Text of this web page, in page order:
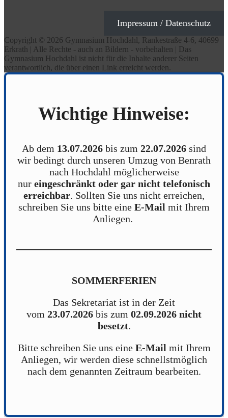
Impressum / Datenschutz
Copyright © 2026 Gymnasium Hochdahl, Rankestraße 4-6, 40699
Erkrath | Alle Rechte - auch an Bildern - vorbehalten | Das
Gymnasium Hochdahl ist nicht für die Inhalte anderer Seiten
verantwortlich, die über einen Link erreicht werden.
Wichtige Hinweise:
Ab dem 13.07.2026 bis zum 22.07.2026 sind
wir bedingt durch unseren Umzug von Benrath
nach Hochdahl möglicherweise
nur eingeschränkt oder gar nicht telefonisch
erreichbar. Sollten Sie uns nicht erreichen,
schreiben Sie uns bitte eine E-Mail mit Ihrem
Anliegen.
SOMMERFERIEN
Das Sekretariat ist in der Zeit
vom 23.07.2026 bis zum 02.09.2026 nicht
besetzt.
Bitte schreiben Sie uns eine E-Mail mit Ihrem
Anliegen, wir werden diese schnellstmöglich
nach dem genannten Zeitraum bearbeiten.